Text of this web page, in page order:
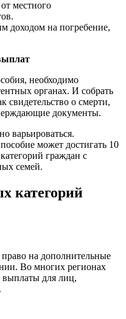
местного
доходом на погребение,
необходимо
органах. И собрать
свидетельство о смерти,
документы.
варьироваться.
может достигать 10
граждан с
семей.
категорий
на дополнительные
Во многих регионах
для лиц,